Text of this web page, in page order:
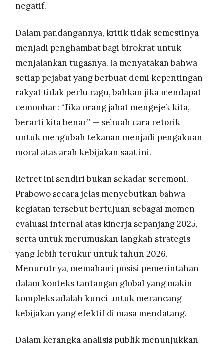
negatif.
Dalam pandangannya, kritik tidak semestinya
menjadi penghambat bagi birokrat untuk
menjalankan tugasnya. Ia menyatakan bahwa
setiap pejabat yang berbuat demi kepentingan
rakyat tidak perlu ragu, bahkan jika mendapat
cemoohan: “Jika orang jahat mengejek kita,
berarti kita benar” — sebuah cara retorik
untuk mengubah tekanan menjadi pengakuan
moral atas arah kebijakan saat ini.
Retret ini sendiri bukan sekadar seremoni.
Prabowo secara jelas menyebutkan bahwa
kegiatan tersebut bertujuan sebagai momen
evaluasi internal atas kinerja sepanjang 2025,
serta untuk merumuskan langkah strategis
yang lebih terukur untuk tahun 2026.
Menurutnya, memahami posisi pemerintahan
dalam konteks tantangan global yang makin
kompleks adalah kunci untuk merancang
kebijakan yang efektif di masa mendatang.
Dalam kerangka analisis publik menunjukkan